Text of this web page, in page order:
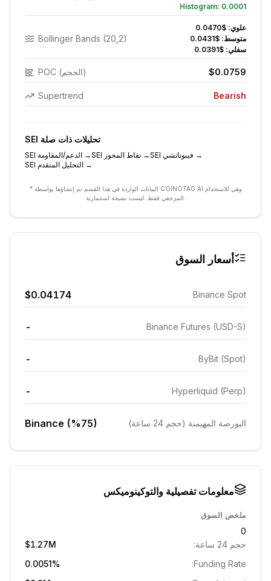
Histogram: 0.0001
Bollinger Bands (20,2)
علوي: $0.0470
متوسط: $0.0431
سفلي: $0.0391
POC (الحجم) $0.0759
Supertrend Bearish
SEI تحليلات ذات صلة
SEI الدعم/المقاومة →SEI نقاط المحور →SEI فيبوناتشي →
SEI التحليل المتقدم →
* البيانات الواردة في هذا القسم تم إنشاؤها بواسطة COINOTAG AI وهي للاستخدام
أسعار السوق
Binance Spot
$0.04174
Binance Futures (USD-S)
-
ByBit (Spot)
-
Hyperliquid (Perp)
-
البورصة المهيمنة (حجم 24 ساعة) Binance (%75)
معلومات تفصيلية والتوكينوميكس
ملخص السوق
0
حجم 24 ساعة:
$1.27M
Funding Rate:
0.0051%